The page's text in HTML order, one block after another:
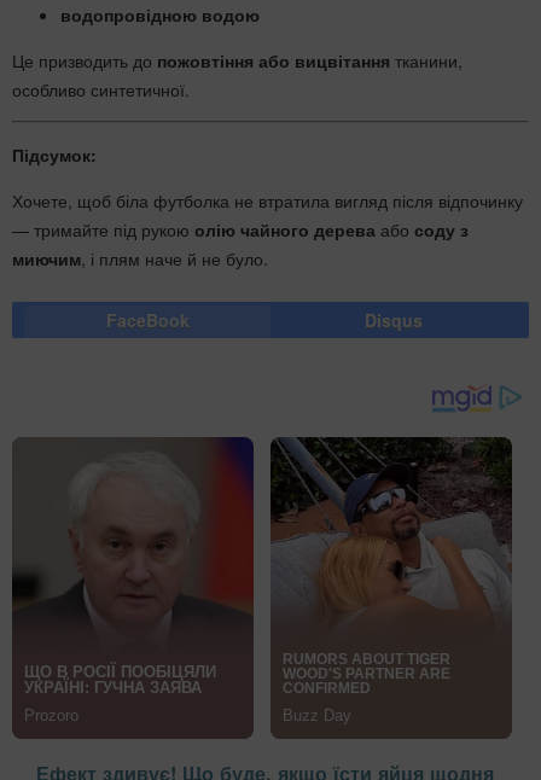
водопровідною водою
Це призводить до пожовтіння або вицвітання тканини,
особливо синтетичної.
Підсумок:
Хочете, щоб біла футболка не втратила вигляд після відпочинку
— тримайте під рукою олію чайного дерева або соду з
миючим, і плям наче й не було.
FaceBook Disqus
Ефект здивує! Що буде, якщо їсти яйця щодня